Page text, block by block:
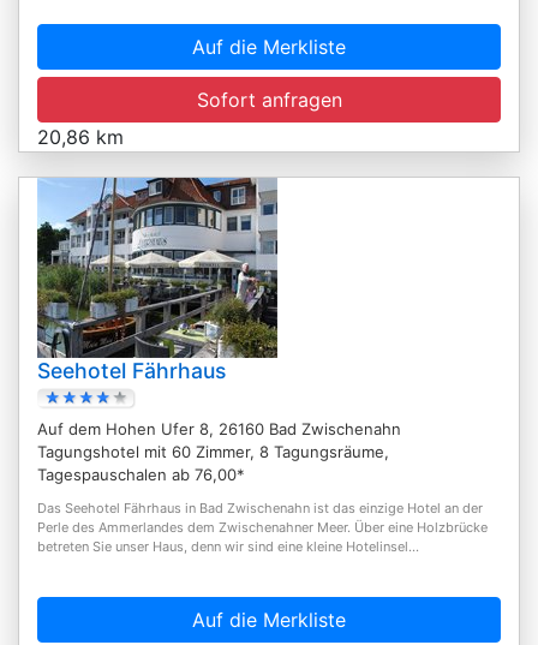
Auf die Merkliste
Sofort anfragen
20,86 km
Seehotel Fährhaus
Auf dem Hohen Ufer 8, 26160 Bad Zwischenahn
Tagungshotel mit 60 Zimmer, 8 Tagungsräume,
Tagespauschalen ab 76,00*
Das Seehotel Fährhaus in Bad Zwischenahn ist das einzige Hotel an der
Perle des Ammerlandes dem Zwischenahner Meer. Über eine Holzbrücke
betreten Sie unser Haus, denn wir sind eine kleine Hotelinsel...
Auf die Merkliste